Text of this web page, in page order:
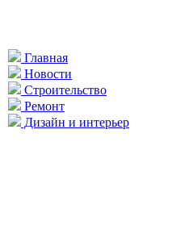
Главная
Новости
Строительство
Ремонт
Дизайн и интерьер